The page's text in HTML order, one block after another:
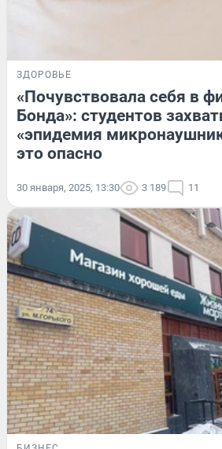
ЗДОРОВЬЕ
«Почувствовала себя в
Бонда»: студентов
«эпидемия
это опасно
30 января, 2025, 13:30 3 189 11